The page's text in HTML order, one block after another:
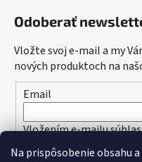
Na prispôsobenie obsahu
Odoberať
Vložte svoj e-mail a my
nových produktoch na
Email
Vložením e-mailu
osobných údajov